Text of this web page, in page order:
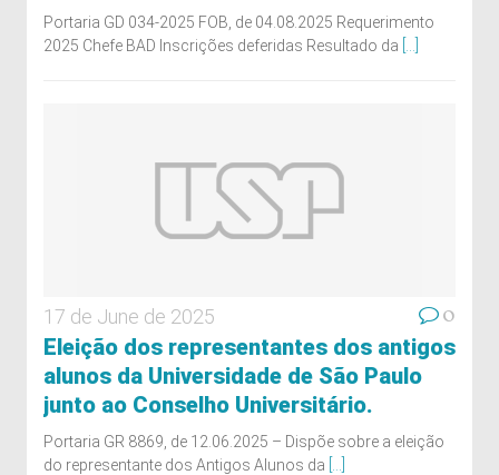
Portaria GD 034-2025 FOB, de 04.08.2025 Requerimento
2025 Chefe BAD Inscrições deferidas Resultado da
17 de June de 2025 0
Eleição dos representantes dos antigos
alunos da Universidade de São Paulo
junto ao Conselho Universitário.
Portaria GR 8869, de 12.06.2025 – Dispõe sobre a eleição
do representante dos Antigos Alunos da